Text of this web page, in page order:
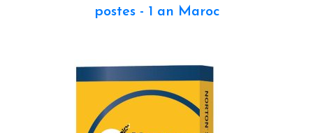
postes - 1 an Maroc